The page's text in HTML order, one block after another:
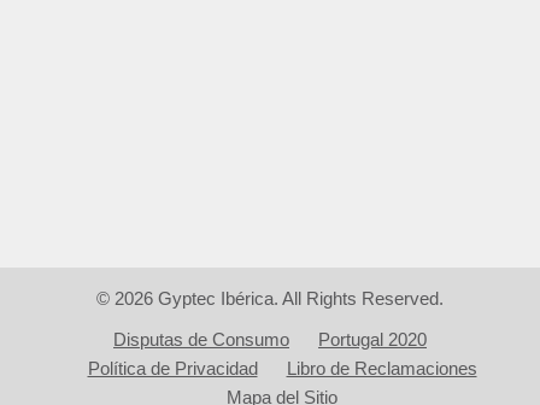
© 2026 Gyptec Ibérica. All Rights Reserved.
Disputas de Consumo
Portugal 2020
Política de Privacidad
Libro de Reclamaciones
Mapa del Sitio